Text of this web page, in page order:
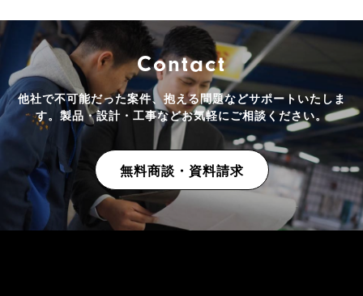
Contact
他社で不可能だった案件、抱える問題などサポートいたしま
す。 製品・設計・工事などお気軽にご相談ください。
無料商談・資料請求